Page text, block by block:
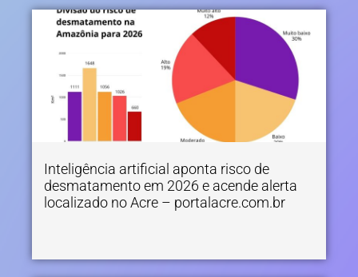
Inteligência artificial aponta risco de
desmatamento em 2026 e acende alerta
localizado no Acre – portalacre.com.br